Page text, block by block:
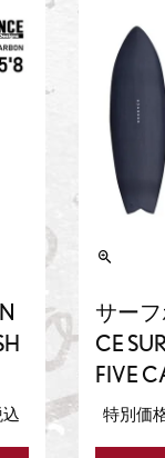
サーフ
CE
FIVE
特別価